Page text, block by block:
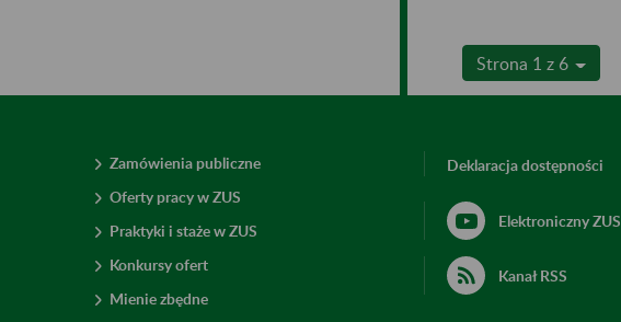
Strona 1 z 6
Zamówienia publiczne
Oferty pracy w ZUS
Praktyki i staże w ZUS
Konkursy ofert
Mienie zbędne
Deklaracja dostępności
Elektroniczny ZUS
Kanał RSS